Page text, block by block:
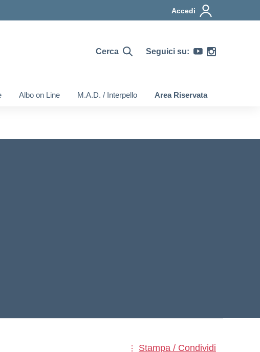
Accedi
Cerca Seguici su:
Albo on Line M.A.D. / Interpello Area Riservata
Stampa / Condividi